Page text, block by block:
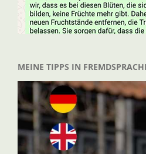
MEINE TIPPS IN